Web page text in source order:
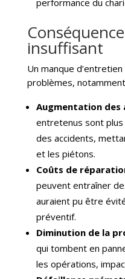
performance du
insuffisant
Un manque
problèmes,
Augmentation des
entretenus sont
des accidents,
et les piétons.
Coûts de
peuvent entraîner
auraient pu être
préventif.
Diminution de la
qui tombent en
les opérations,